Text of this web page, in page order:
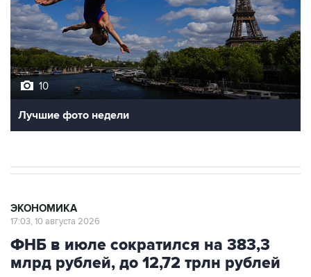
10
Лучшие фото недели
ЭКОНОМИКА
17:03, 10 августа 2026
ФНБ в июле сократился на 383,3
млрд рублей, до 12,72 трлн рублей